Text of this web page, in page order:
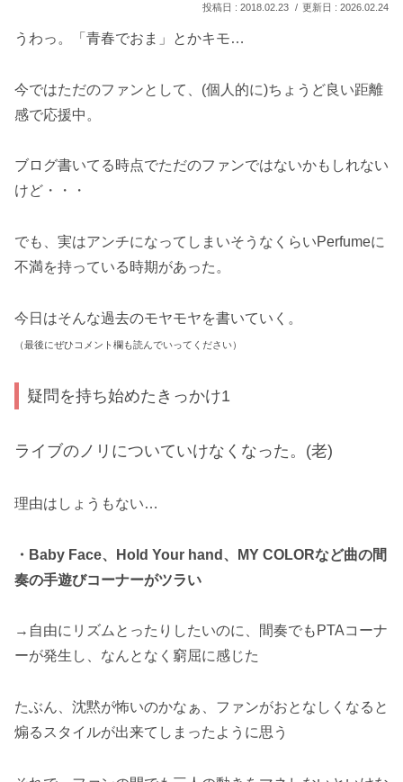
2018.02.23 2026.02.24
うわっ。「青春でおま」とかキモ…
今ではただのファンとして、(個人的に)ちょうど良い距離
感で応援中。
ブログ書いてる時点でただのファンではないかもしれない
けど・・・
でも、実はアンチになってしまいそうなくらいPerfumeに
不満を持っている時期があった。
今日はそんな過去のモヤモヤを書いていく。
（最後にぜひコメント欄も読んでいってください）
疑問を持ち始めたきっかけ1
ライブのノリについていけなくなった。(老)
理由はしょうもない…
・Baby Face、Hold Your hand、MY COLORなど曲の間
奏の手遊びコーナーがツラい
→自由にリズムとったりしたいのに、間奏でもPTAコーナ
ーが発生し、なんとなく窮屈に感じた
たぶん、沈黙が怖いのかなぁ、ファンがおとなしくなると
煽るスタイルが出来てしまったように思う